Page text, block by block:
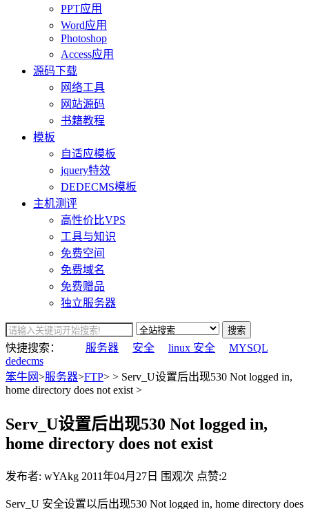
PPT应用
Word应用
Photoshop
Access应用
源码下载
网络工具
网站源码
书籍教程
模板
自适应模板
jquery特效
DEDECMS模板
主机测评
高性价比VPS
工具与知识
免费空间
免费域名
免费赠品
独立服务器
搜索
快捷搜索： 服务器 安全 linux 安全
MYSQL
dedecms
笨牛网>服务器>FTP> > Serv_U设置后出现530 Not logged in,
home directory does not exist >
Serv_U设置后出现530 Not logged in,
home directory does not exist
发布者: wYAkg 2011年04月27日 围观次 点赞:2
Serv_U 安全设置以后出现530 Not logged in, home directory does